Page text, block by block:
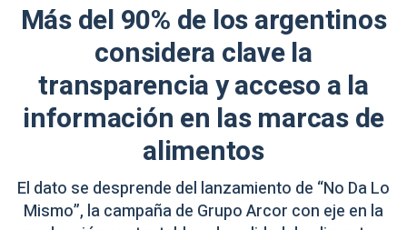
Más del 90% de los argentinos
considera clave la
transparencia y acceso a la
información en las marcas de
alimentos
El dato se desprende del lanzamiento de “No Da Lo
Mismo”, la campaña de Grupo Arcor con eje en la